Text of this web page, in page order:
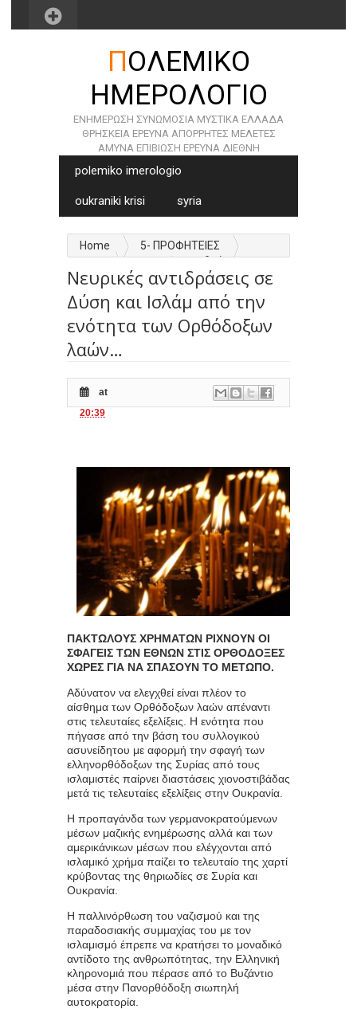
ΠΟΛΕΜΙΚO
ΗΜΕΡΟΛOΓΙΟ
ΕΝΗΜΕΡΩΣΗ ΣΥΝΩΜΟΣΙΑ ΜΥΣΤΙΚΑ ΕΛΛΑΔΑ
ΘΡΗΣΚΕΙΑ ΕΡΕΥΝΑ ΑΠΟΡΡΗΤΕΣ ΜΕΛΕΤΕΣ
AMYNA EΠΙΒΙΩΣΗ ΕΡΕΥΝΑ ΔΙΕΘΝΗ
polemiko imerologio
oukraniki krisi syria
Home
5- ΠΡΟΦΗΤΕΙΕΣ
ΡΟΗ
Νευρικές αντιδράσεις σε
Δύση και Ισλάμ από την ενότητα των
Ορθόδοξων λαών…
Νευρικές αντιδράσεις σε
Δύση και Ισλάμ από την
ενότητα των Ορθόδοξων
λαών…
at
20:39
ΠΑΚΤΩΛΟΥΣ ΧΡΗΜΑΤΩΝ ΡΙΧΝΟΥΝ ΟΙ
ΣΦΑΓΕΙΣ ΤΩΝ ΕΘΝΩΝ ΣΤΙΣ ΟΡΘΟΔΟΞΕΣ
ΧΩΡΕΣ ΓΙΑ ΝΑ ΣΠΑΣΟΥΝ ΤΟ ΜΕΤΩΠΟ.
Αδύνατον να ελεγχθεί είναι πλέον το
αίσθημα των Ορθόδοξων λαών απέναντι
στις τελευταίες εξελίξεις. Η ενότητα που
πήγασε από την βάση του συλλογικού
ασυνείδητου με αφορμή την σφαγή των
ελληνορθόδοξων της Συρίας από τους
ισλαμιστές παίρνει διαστάσεις χιονοστιβάδας
μετά τις τελευταίες εξελίξεις στην Ουκρανία.
Η προπαγάνδα των γερμανοκρατούμενων
μέσων μαζικής ενημέρωσης αλλά και των
αμερικάνικων μέσων που ελέγχονται από
ισλαμικό χρήμα παίζει το τελευταίο της χαρτί
κρύβοντας της θηριωδίες σε Συρία και
Ουκρανία.
Η παλλινόρθωση του ναζισμού και της
παραδοσιακής συμμαχίας του με τον
ισλαμισμό έπρεπε να κρατήσει το μοναδικό
αντίδοτο της ανθρωπότητας, την Ελληνική
κληρονομιά που πέρασε από το Βυζάντιο
μέσα στην Πανορθόδοξη σιωπηλή
αυτοκρατορία.